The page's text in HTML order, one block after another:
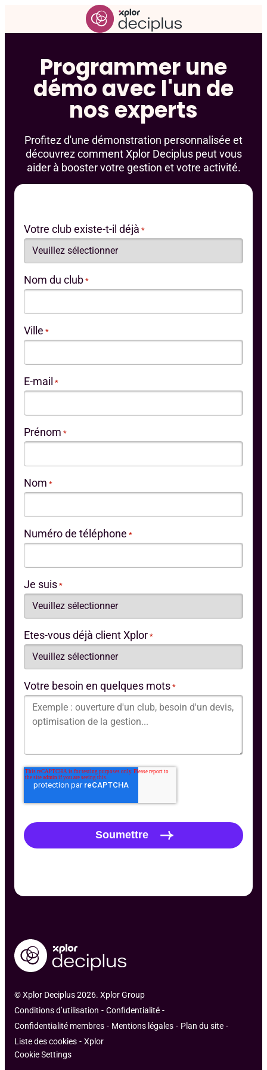
Programmer une
démo avec l'un de
nos experts
Profitez d'une démonstration personnalisée et
découvrez comment Xplor Deciplus peut vous
aider à booster votre gestion et votre activité.
Votre club existe-t-il déjà *
Nom du club *
Ville *
E-mail *
Prénom *
Nom *
Numéro de téléphone *
Je suis *
Etes-vous déjà client Xplor *
Votre besoin en quelques mots *
© Xplor Deciplus 2026. Xplor Group
Conditions d’utilisation
Confidentialité
Confidentialité membres
Mentions légales
Plan du site
Liste des cookies
Xplor
Cookie Settings